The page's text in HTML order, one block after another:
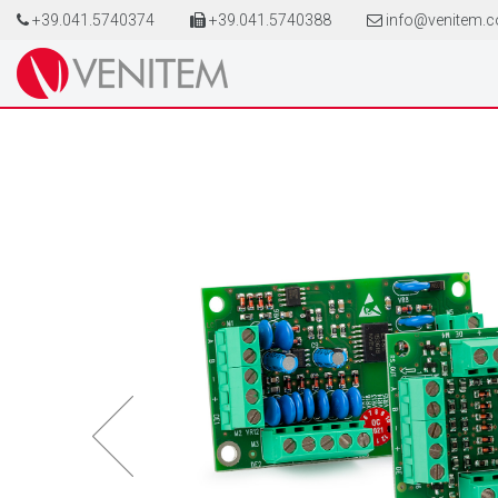
+39.041.5740374 +39.041.5740388